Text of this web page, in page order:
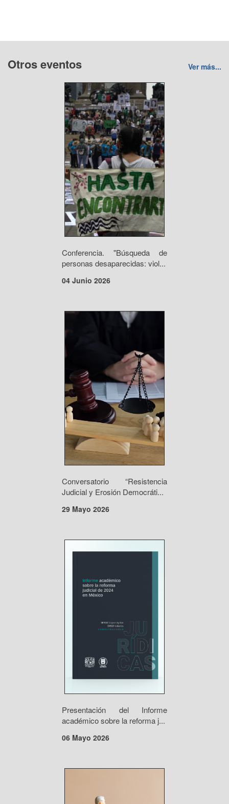
Otros eventos Ver más...
Conferencia. "Búsqueda de
personas desaparecidas: viol...
04 Junio 2026
Conversatorio “Resistencia
Judicial y Erosión Democráti...
29 Mayo 2026
Presentación del Informe
académico sobre la reforma j...
06 Mayo 2026